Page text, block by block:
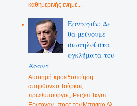
καθημερινής ενημέ...
Ερντογάν: Δε
θα μείνουμε
σιωπηλοί στα
εγκλήματα του
Άσαντ
Αυστηρή προειδοποίηση
απηύθυνε ο Τούρκος
πρωθυπουργός, Ρετζέπ Ταγίπ
Ερντογάν , προς τον Μπασάρ Αλ